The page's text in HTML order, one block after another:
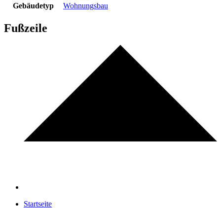
Gebäudetyp
Wohnungsbau
Fußzeile
Startseite